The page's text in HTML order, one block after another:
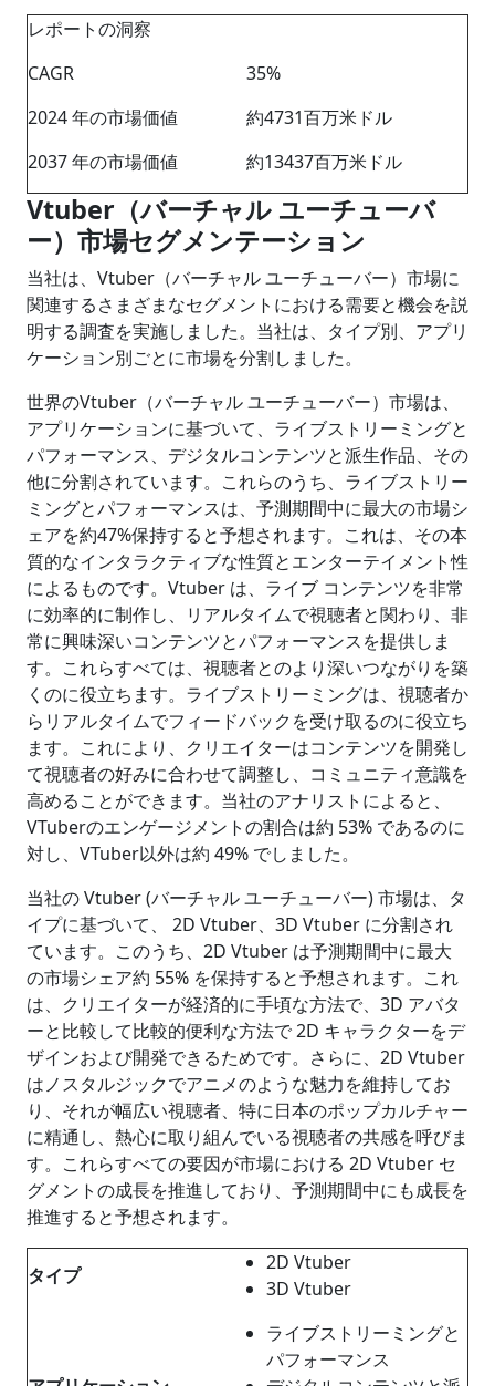
レポートの洞察
CAGR
35%
2024 年の市場価値
約4731百万米ドル
2037 年の市場価値
約13437百万米ドル
Vtuber （バーチャル ユーチューバ
ー）市場セグメンテーション
当社は、Vtuber（バーチャル ユーチューバー）市場に
関連するさまざまなセグメントにおける需要と機会を説
明する調査を実施しました。当社は、タイプ別、アプリ
ケーション別ごとに市場を分割しました。
世界のVtuber（バーチャル ユーチューバー）市場は、
アプリケーションに基づいて、ライブストリーミングと
パフォーマンス、デジタルコンテンツと派生作品、その
他に分割されています。これらのうち、ライブストリー
ミングとパフォーマンスは、予測期間中に最大の市場シ
ェアを約47%保持すると予想されます。これは、その本
質的なインタラクティブな性質とエンターテイメント性
によるものです。Vtuber は、ライブ コンテンツを非常
に効率的に制作し、リアルタイムで視聴者と関わり、非
常に興味深いコンテンツとパフォーマンスを提供しま
す。これらすべては、視聴者とのより深いつながりを築
くのに役立ちます。ライブストリーミングは、視聴者か
らリアルタイムでフィードバックを受け取るのに役立ち
ます。これにより、クリエイターはコンテンツを開発し
て視聴者の好みに合わせて調整し、コミュニティ意識を
高めることができます。当社のアナリストによると、
VTuberのエンゲージメントの割合は約 53% であるのに
対し、VTuber以外は約 49% でしました。
当社の Vtuber (バーチャル ユーチューバー) 市場は、タ
イプに基づいて、 2D Vtuber、3D Vtuber に分割され
ています。このうち、2D Vtuber は予測期間中に最大
の市場シェア約 55% を保持すると予想されます。これ
は、クリエイターが経済的に手頃な方法で、3D アバタ
ーと比較して比較的便利な方法で 2D キャラクターをデ
ザインおよび開発できるためです。さらに、2D Vtuber
はノスタルジックでアニメのような魅力を維持してお
り、それが幅広い視聴者、特に日本のポップカルチャー
に精通し、熱心に取り組んでいる視聴者の共感を呼びま
す。これらすべての要因が市場における 2D Vtuber セ
グメントの成長を推進しており、予測期間中にも成長を
推進すると予想されます。
タイプ
2D Vtuber
3D Vtuber
ライブストリーミングと
パフォーマンス